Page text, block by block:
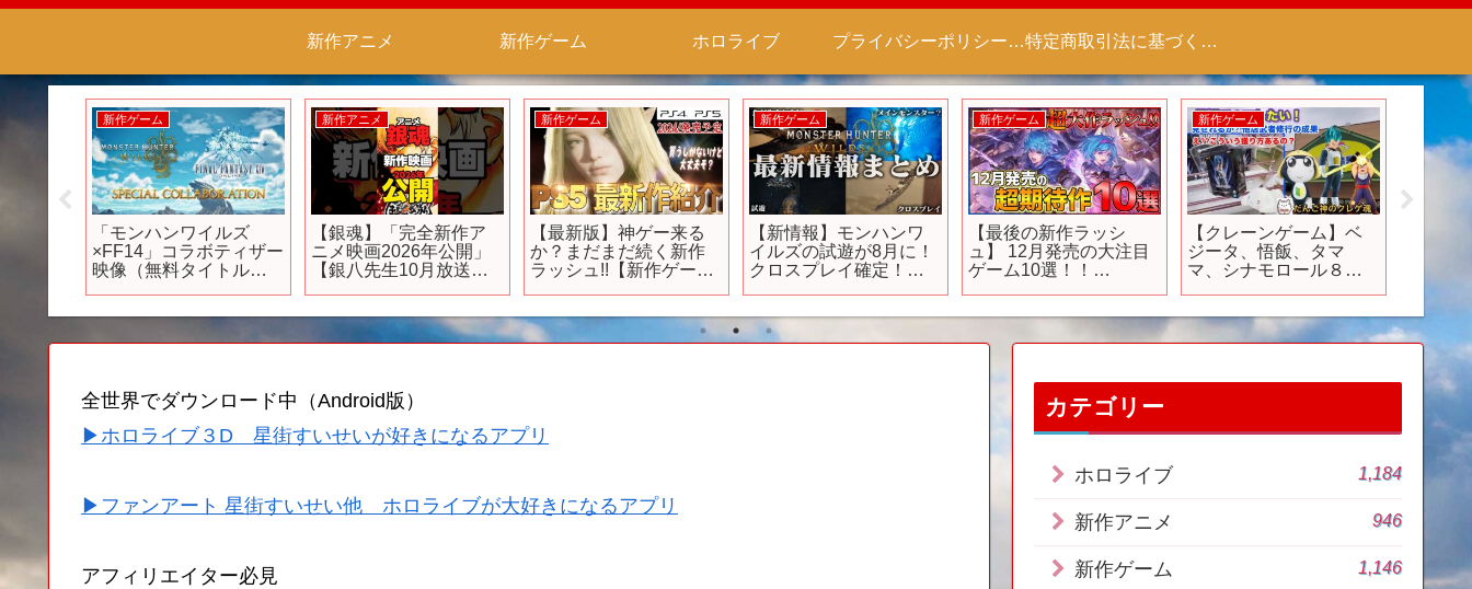
新作アニメ 新作ゲーム ホロライブ プライバシーポリシー 【Colorful Creation】 特定商取引法に基づく表記（商取引に関する開示）
新作ゲーム
「モンハンワイルズ
×FF14」コラボティザー
映像（無料タイトルア
新作アニメ
【銀魂】「完全新作ア
ニメ映画2026年公開」
【銀八先生10月放送】 #
新作ゲーム
【最新版】神ゲー来る
か？まだまだ続く新作
ラッシュ!!【新作ゲーム
新作ゲーム
【新情報】モンハンワ
イルズの試遊が8月に！
クロスプレイ確定！新
新モーション、発売日
と体験版の予想【モン
新作ゲーム
【最後の新作ラッシ
ュ】 12月発売の大注目
ゲーム10選！！
新作ゲーム
【クレーンゲーム】ベ
ジータ、悟飯、タマ
マ、シナモロール８月
ー】【プライズフィギ
ュア】
全世界でダウンロード中（Android版）
▶ホロライブ３D 星街すいせいが好きになるアプリ
▶ファンアート 星街すいせい他 ホロライブが大好きになるアプリ
アフィリエイター必見
カテゴリー
ホロライブ 1,184
新作アニメ 946
新作ゲーム 1,146